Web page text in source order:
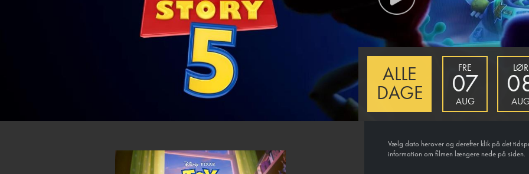
ALLE
DAGE
FRE
07
AUG
LØR
Vælg dato herover og derefter klik på det
information om filmen længere nede på siden.